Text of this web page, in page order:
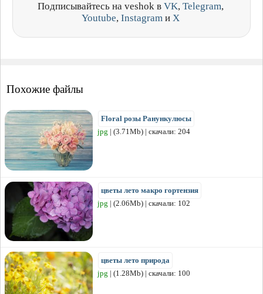
Подписывайтесь на veshok в VK, Telegram,
Youtube, Instagram и X
Похожие файлы
Floral розы Ранункулюсы
jpg | (3.71Mb) | скачали: 204
цветы лето макро гортензия
jpg | (2.06Mb) | скачали: 102
цветы лето природа
jpg | (1.28Mb) | скачали: 100